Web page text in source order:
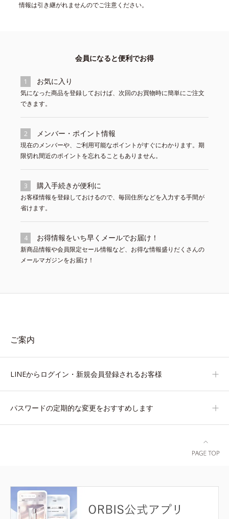
情報は引き継がれませんのでご注意ください。
会員になると便利でお得
1 お気に入り
気になった商品を登録しておけば、次回のお買物時に簡単にご注文
できます。
2 メンバー・ポイント情報
現在のメンバーや、ご利用可能なポイントがすぐにわかります。期
限切れ間近のポイントを忘れることもありません。
3 購入手続きが便利に
お客様情報を登録しておけるので、毎回住所などを入力する手間が
省けます。
4 お得情報をいち早くメールでお届け！
新商品情報や会員限定セール情報など、お得な情報盛りだくさんの
メールマガジンをお届け！
ご案内
LINEからログイン・新規会員登録されるお客様
パスワードの定期的な変更をおすすめします